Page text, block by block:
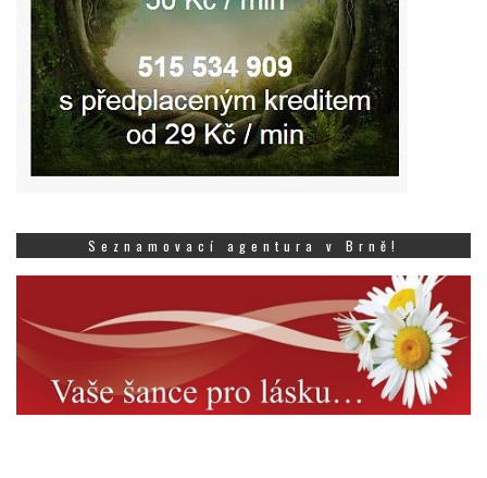
Seznamovací agentura v Brně!